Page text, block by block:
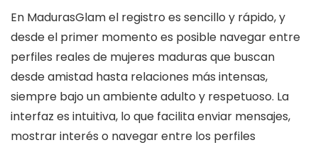
En MadurasGlam el registro es sencillo y rápido, y
desde el primer momento es posible navegar entre
perfiles reales de mujeres maduras que buscan
desde amistad hasta relaciones más intensas,
siempre bajo un ambiente adulto y respetuoso. La
interfaz es intuitiva, lo que facilita enviar mensajes,
mostrar interés o navegar entre los perfiles